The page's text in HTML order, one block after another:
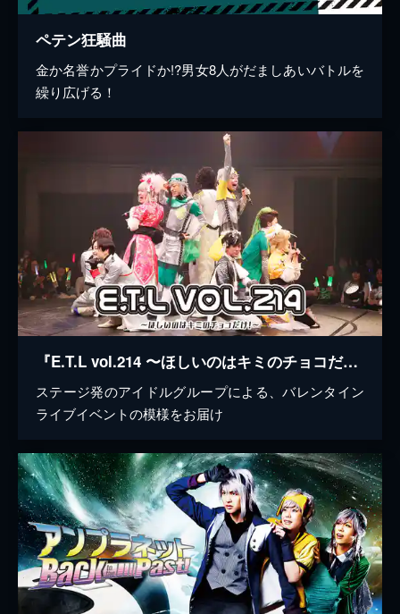
ペテン狂騒曲
金か名誉かプライドか!?男女8人がだましあいバトルを
繰り広げる！
『E.T.L vol.214 〜ほしいのはキミのチョコだけ！〜』
ステージ発のアイドルグループによる、バレンタイン
ライブイベントの模様をお届け